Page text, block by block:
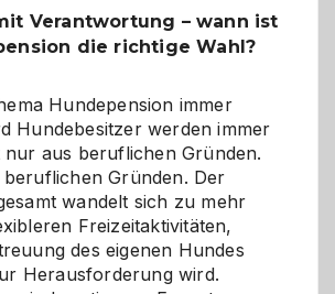
Verantwortung – wann ist
die richtige Wahl?
Hundepension immer
Hundebesitzer werden immer
nur aus beruflichen Gründen.
Gründen. Der
wandelt sich zu mehr
Freizeitaktivitäten,
des eigenen Hundes
Herausforderung wird.